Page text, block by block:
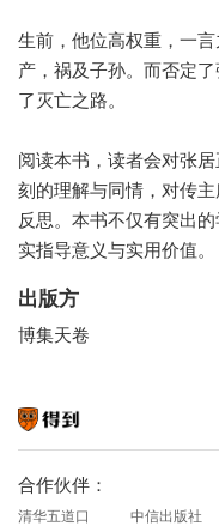
生前，他位高权重，一
产，祸及子孙。而否定
了灭亡之路。
阅读本书，读者会对张
刻的理解与同情，对传
反思。本书不仅有突出
实指导意义与实用价值。
出版方
博集天卷
合作伙伴：
清华五道口 中信出版社